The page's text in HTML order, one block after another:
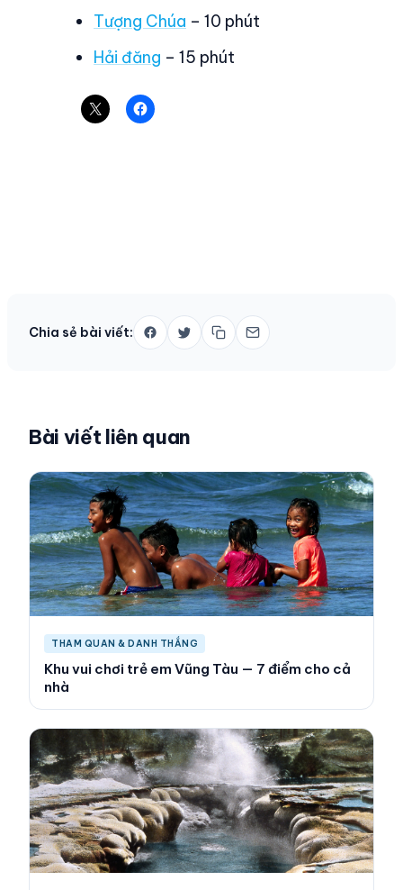
Tượng Chúa – 10 phút
Hải đăng – 15 phút
Chia sẻ bài viết:
Bài viết liên quan
THAM QUAN & DANH THẮNG
Khu vui chơi trẻ em Vũng Tàu — 7 điểm cho cả
nhà